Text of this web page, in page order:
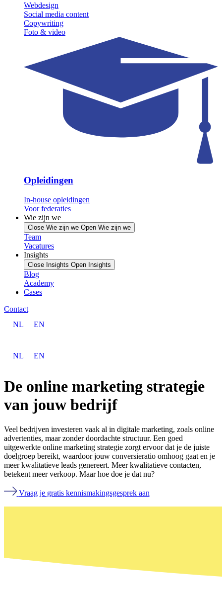
Webdesign
Social media content
Copywriting
Foto & video
Opleidingen
In-house opleidingen
Voor federaties
Wie zijn we
Close Wie zijn we Open Wie zijn we
Team
Vacatures
Insights
Close Insights Open Insights
Blog
Academy
Cases
Contact
NL
EN
NL EN
De online marketing strategie
van jouw bedrijf
Veel bedrijven investeren vaak al in digitale marketing, zoals online
advertenties, maar zonder doordachte structuur. Een goed
uitgewerkte online marketing strategie zorgt ervoor dat je de juiste
doelgroep bereikt, waardoor jouw conversieratio omhoog gaat en je
meer kwalitatieve leads genereert. Meer kwalitatieve contacten,
betekent meer verkoop. Maar hoe doe je dat nu?
Vraag je gratis kennismakingsgesprek aan